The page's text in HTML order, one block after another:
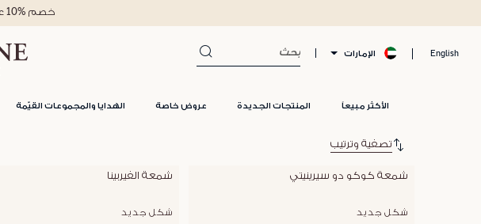
English الإمارات
الأكثر مبيعاً المنتجات الجديدة عروض خاصة الهدايا والمجموعات القيّمة
خصم %10 على طلبكم الأول*، كود WELCOME10
تصفية وترتيب
شمعة كوكو دو سيرينيتي
شكل جديد
شمعة الفيربينا
شكل جديد